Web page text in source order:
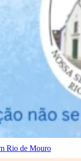
Rio de Mouro